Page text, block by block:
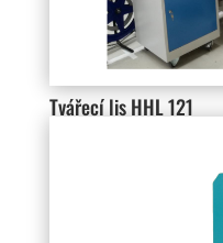
Tvářecí lis HHL 121